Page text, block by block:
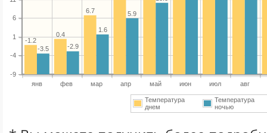
янв фев мар апр май июн июл авг
-9
-4
1
6
6.7
0.4
-1.2
5.9
1.6
-2.9
-3.5
Температура
днем
Температура
ночью